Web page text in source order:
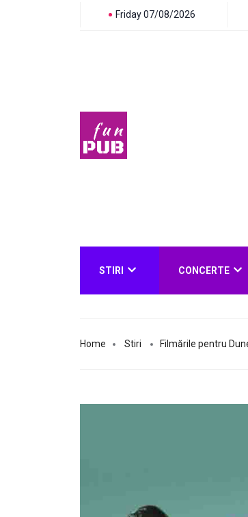
Friday 07/08/2026
STIRI CONCERTE
Home Stiri Filmările pentru